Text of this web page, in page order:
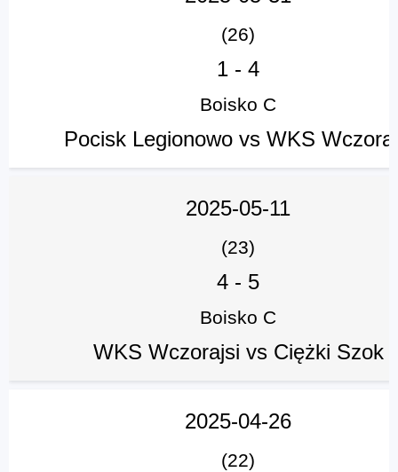
(26)
1 - 4
Boisko C
Pocisk Legionowo vs WKS
2025-05-11
(23)
4 - 5
Boisko C
WKS Wczorajsi vs Ciężki Szok
2025-04-26
(22)